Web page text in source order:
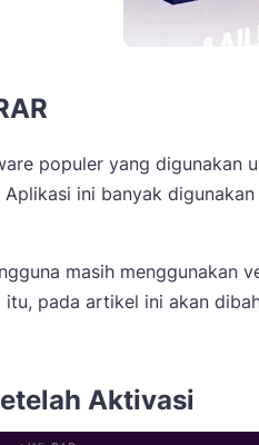
populer yang digunakan
Aplikasi ini banyak
masih menggunakan
pada artikel ini akan
Aktivasi